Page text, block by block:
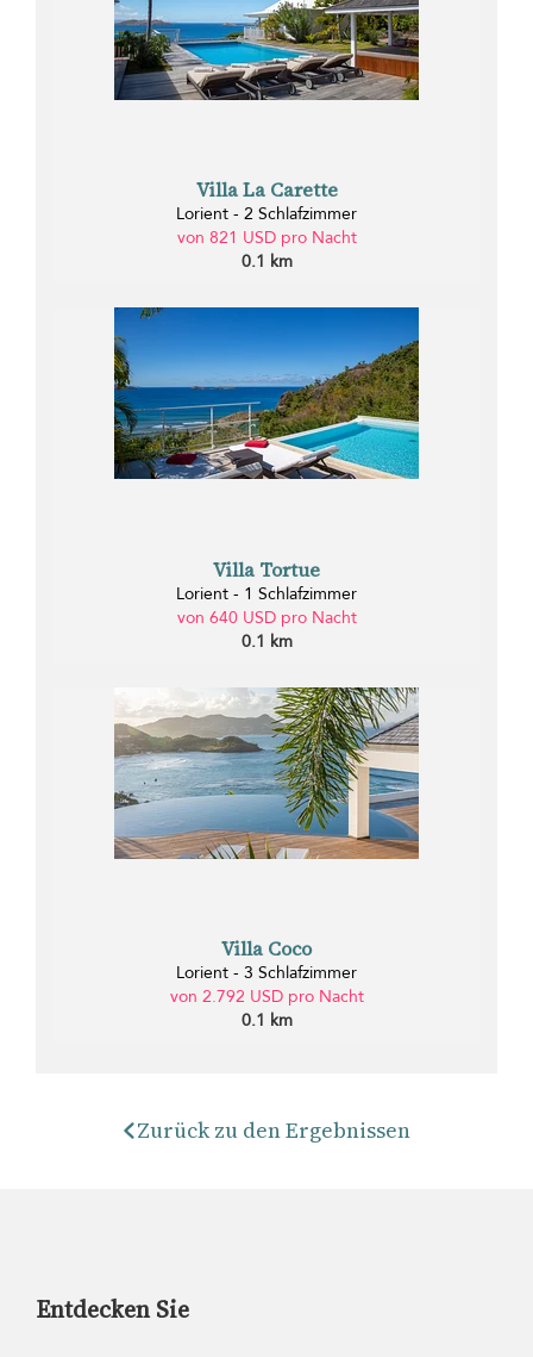
Villa La Carette
Lorient - 2 Schlafzimmer
von 821 USD pro Nacht
0.1 km
Villa Tortue
Lorient - 1 Schlafzimmer
von 640 USD pro Nacht
0.1 km
Villa Coco
Lorient - 3 Schlafzimmer
von 2.792 USD pro Nacht
0.1 km
Zurück zu den Ergebnissen
Entdecken Sie